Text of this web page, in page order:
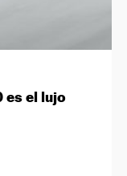
es el lujo